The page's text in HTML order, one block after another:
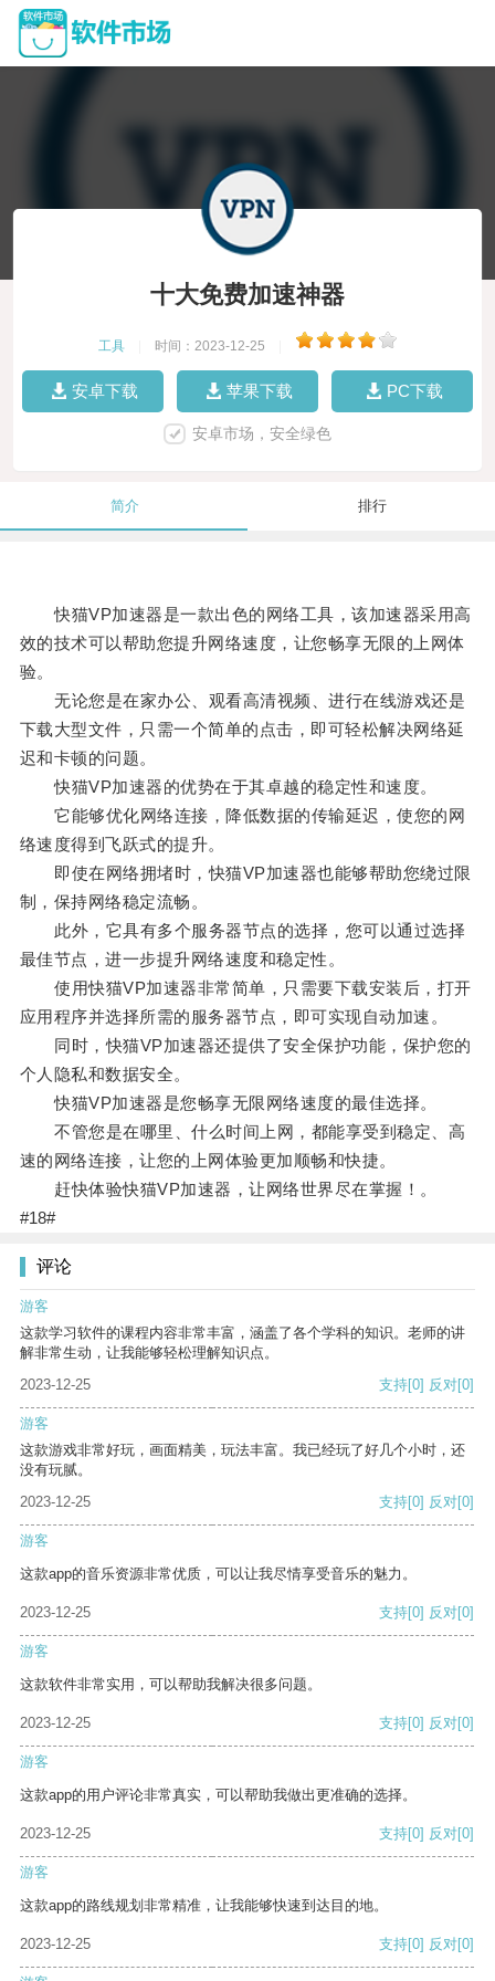
十大免费加速神器
工具 时间：2023-12-25
安卓下载 苹果下载 PC下载
安卓市场，安全绿色
简介 排行
快猫VP加速器是一款出色的网络工具，该加速器采用高
效的技术可以帮助您提升网络速度，让您畅享无限的上网体
验。
无论您是在家办公、观看高清视频、进行在线游戏还是
下载大型文件，只需一个简单的点击，即可轻松解决网络延
迟和卡顿的问题。
快猫VP加速器的优势在于其卓越的稳定性和速度。
它能够优化网络连接，降低数据的传输延迟，使您的网
络速度得到飞跃式的提升。
即使在网络拥堵时，快猫VP加速器也能够帮助您绕过限
制，保持网络稳定流畅。
此外，它具有多个服务器节点的选择，您可以通过选择
最佳节点，进一步提升网络速度和稳定性。
使用快猫VP加速器非常简单，只需要下载安装后，打开
应用程序并选择所需的服务器节点，即可实现自动加速。
同时，快猫VP加速器还提供了安全保护功能，保护您的
个人隐私和数据安全。
快猫VP加速器是您畅享无限网络速度的最佳选择。
不管您是在哪里、什么时间上网，都能享受到稳定、高
速的网络连接，让您的上网体验更加顺畅和快捷。
赶快体验快猫VP加速器，让网络世界尽在掌握！。
#18#
评论
游客
这款学习软件的课程内容非常丰富，涵盖了各个学科的知识。老师的讲
解非常生动，让我能够轻松理解知识点。
2023-12-25
支持[0] 反对[0]
游客
这款游戏非常好玩，画面精美，玩法丰富。我已经玩了好几个小时，还
没有玩腻。
2023-12-25
支持[0] 反对[0]
游客
这款app的音乐资源非常优质，可以让我尽情享受音乐的魅力。
2023-12-25 支持[0] 反对[0]
游客
这款软件非常实用，可以帮助我解决很多问题。
2023-12-25 支持[0] 反对[0]
游客
这款app的用户评论非常真实，可以帮助我做出更准确的选择。
2023-12-25 支持[0] 反对[0]
游客
这款app的路线规划非常精准，让我能够快速到达目的地。
2023-12-25 支持[0] 反对[0]